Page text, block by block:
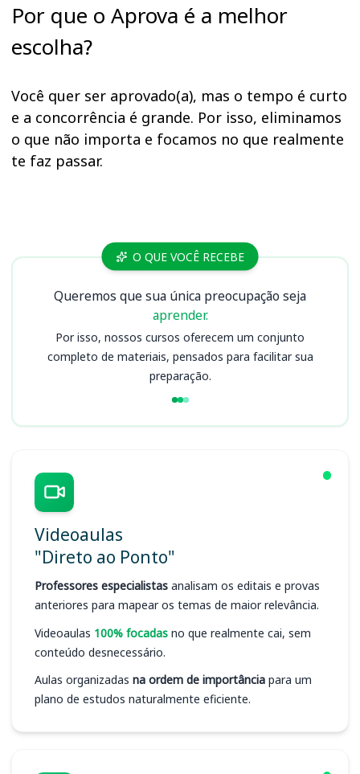
Por que o Aprova é a melhor
escolha?
Você quer ser aprovado(a), mas o tempo é curto
e a concorrência é grande. Por isso, eliminamos
o que não importa e focamos no que realmente
te faz passar.
Cursos DPE MSO QUE VOCÊ RECEBE
Queremos que sua única preocupação seja
aprender.
Por isso, nossos cursos oferecem um conjunto
completo de materiais, pensados para facilitar sua
preparação.
Videoaulas
"Direto ao Ponto"
Professores especialistas analisam os editais e provas
anteriores para mapear os temas de maior relevância.
Videoaulas 100% focadas no que realmente cai, sem
conteúdo desnecessário.
Aulas organizadas na ordem de importância para um
plano de estudos naturalmente eficiente.